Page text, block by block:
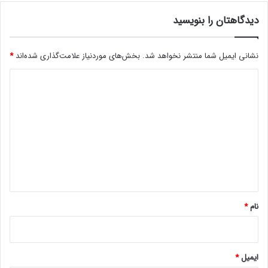
ا
ت
ر
دیدگاهتان را بنویسید
نشانی ایمیل شما منتشر نخواهد شد. بخش‌های موردنیاز علامت‌گذاری شده‌اند*
نام*
ایمیل*